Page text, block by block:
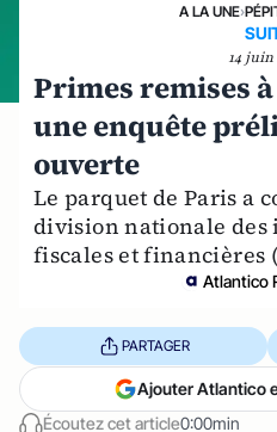
A LA UNE›
14 juin
Primes remises
une enquête
ouverte
Le parquet de Paris a
division nationale des
fiscales et financières
Atlantico
Écoutez cet article0:00min
PARTAGER
Ajouter Atlantico